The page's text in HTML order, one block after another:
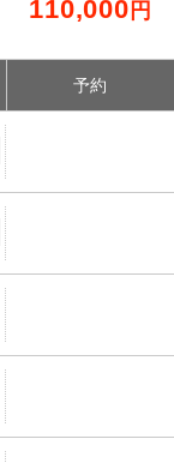
110,000 円
予約